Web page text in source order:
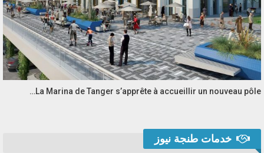
La Marina de Tanger s’apprête à accueillir un nouveau pôle…
خدمات طنجة نيوز